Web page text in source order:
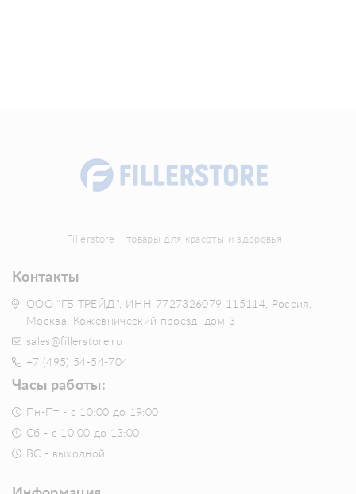
Fillerstore - товары для красоты и здоровья
Контакты
ООО "ГБ ТРЕЙД", ИНН 7727326079 115114, Россия,
Москва, Кожевнический проезд, дом 3
sales@fillerstore.ru
+7 (495) 54-54-704
Часы работы:
Пн-Пт - с 10:00 до 19:00
Сб - с 10:00 до 13:00
ВС - выходной